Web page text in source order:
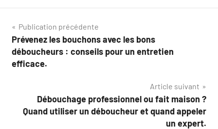
Navigation
de
l’article
Publication précédente
Prévenez les bouchons avec les bons
déboucheurs : conseils pour un entretien
efficace.
Article suivant
Débouchage professionnel ou fait maison ?
Quand utiliser un déboucheur et quand appeler
un expert.